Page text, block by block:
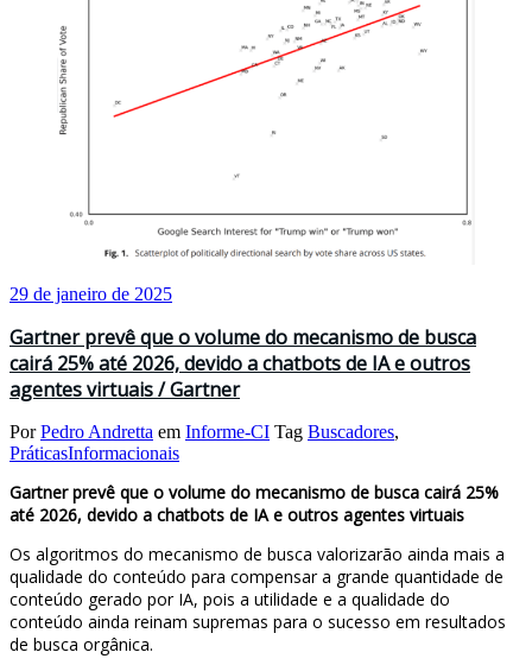
29 de janeiro de 2025
Gartner prevê que o volume do mecanismo de busca
cairá 25% até 2026, devido a chatbots de IA e outros
agentes virtuais / Gartner
PorPedro Andretta em Informe-CI Tag Buscadores,
PráticasInformacionais
Gartner prevê que o volume do mecanismo de busca cairá 25%
até 2026, devido a chatbots de IA e outros agentes virtuais
Os algoritmos do mecanismo de busca valorizarão ainda mais a
qualidade do conteúdo para compensar a grande quantidade de
conteúdo gerado por IA, pois a utilidade e a qualidade do
conteúdo ainda reinam supremas para o sucesso em resultados
de busca orgânica.